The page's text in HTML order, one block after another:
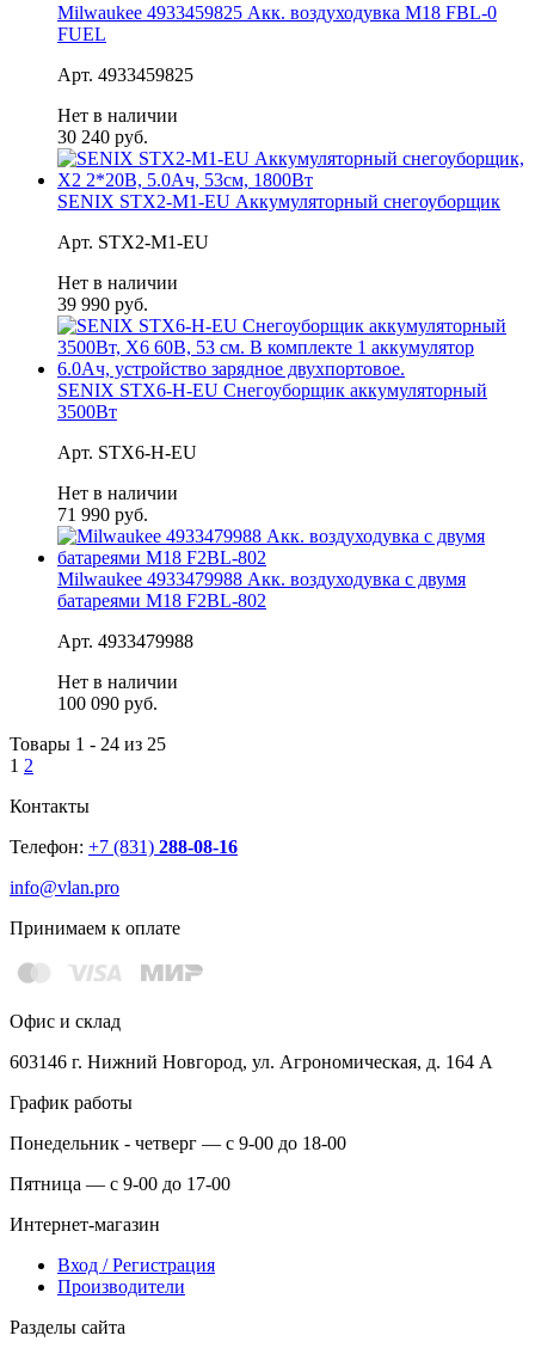
Milwaukee 4933459825 Акк. воздуходувка M18 FBL-0
FUEL
Арт. 4933459825
Нет в наличии
30 240 руб.
SENIX STX2-M1-EU Аккумуляторный снегоуборщик
Арт. STX2-M1-EU
Нет в наличии
39 990 руб.
SENIX STX6-H-EU Снегоуборщик аккумуляторный
3500Вт
Арт. STX6-H-EU
Нет в наличии
71 990 руб.
Milwaukee 4933479988 Акк. воздуходувка с двумя
батареями M18 F2BL-802
Арт. 4933479988
Нет в наличии
100 090 руб.
Товары 1 - 24 из 25
1 2
Контакты
Телефон: +7 (831) 288-08-16
info@vlan.pro
Принимаем к оплате
Офис и склад
603146 г. Нижний Новгород, ул. Агрономическая, д. 164 А
График работы
Понедельник - четверг — с 9-00 до 18-00
Пятница — с 9-00 до 17-00
Интернет-магазин
Вход / Регистрация
Производители
Разделы сайта